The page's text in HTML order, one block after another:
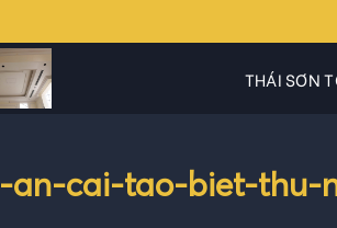
THÁI SƠN
an-cai-tao-biet-thu-